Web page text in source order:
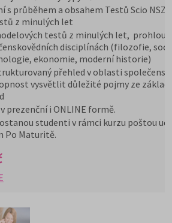
s průběhem a obsahem Testů Scio NSZ
z minulých let
testů z minulých let,
disciplínách (filozofie,
ekonomie, moderní historie)
přehled v oblasti
vysvětlit důležité pojmy ze
prezenční i ONLINE formě.
studenti v rámci kurzu poštou
Po Maturitě.